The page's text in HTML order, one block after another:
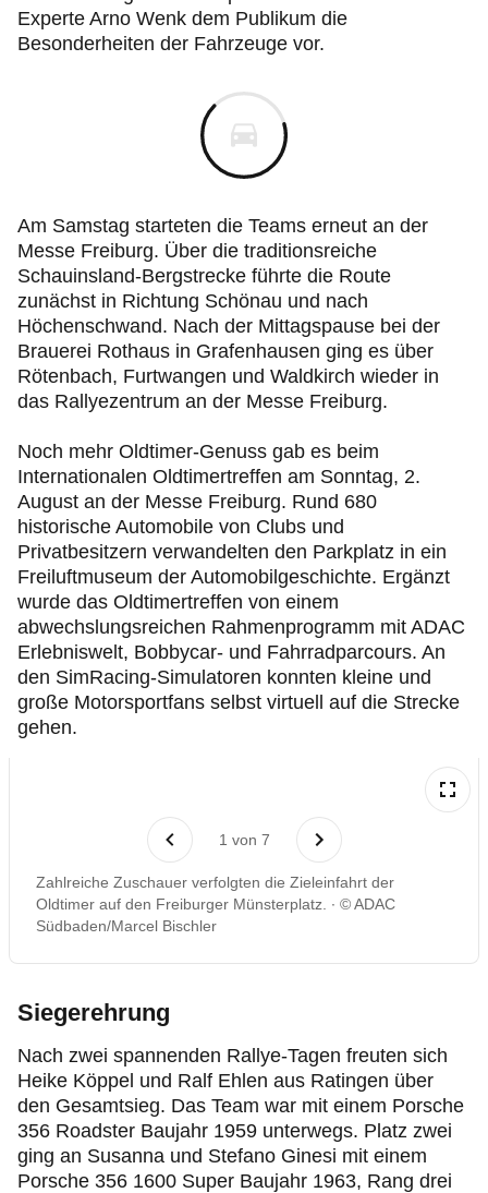
Experte Arno Wenk dem Publikum die
Besonderheiten der Fahrzeuge vor.
Am Samstag starteten die Teams erneut an der
Messe Freiburg. Über die traditionsreiche
Schauinsland-Bergstrecke führte die Route
zunächst in Richtung Schönau und nach
Höchenschwand. Nach der Mittagspause bei der
Brauerei Rothaus in Grafenhausen ging es über
Rötenbach, Furtwangen und Waldkirch wieder in
das Rallyezentrum an der Messe Freiburg.
Noch mehr Oldtimer-Genuss gab es beim
Internationalen Oldtimertreffen am Sonntag, 2.
August an der Messe Freiburg. Rund 680
historische Automobile von Clubs und
Privatbesitzern verwandelten den Parkplatz in ein
Freiluftmuseum der Automobilgeschichte. Ergänzt
wurde das Oldtimertreffen von einem
abwechslungsreichen Rahmenprogramm mit ADAC
Erlebniswelt, Bobbycar- und Fahrradparcours. An
den SimRacing-Simulatoren konnten kleine und
große Motorsportfans selbst virtuell auf die Strecke
gehen.
1 von 7
Zahlreiche Zuschauer verfolgten die Zieleinfahrt der
Oldtimer auf den Freiburger Münsterplatz.
© ADAC
Südbaden/Marcel Bischler
Siegerehrung
Nach zwei spannenden Rallye-Tagen freuten sich
Heike Köppel und Ralf Ehlen aus Ratingen über
den Gesamtsieg. Das Team war mit einem Porsche
356 Roadster Baujahr 1959 unterwegs. Platz zwei
ging an Susanna und Stefano Ginesi mit einem
Porsche 356 1600 Super Baujahr 1963, Rang drei